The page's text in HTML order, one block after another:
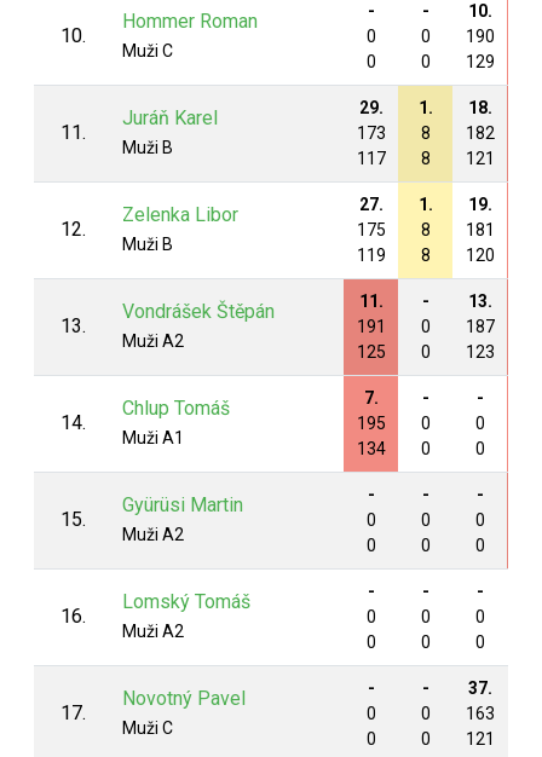
10.
Hommer Roman
Muži C
-
0
0
-
0
0
10.
190
129
11.
Juráň Karel
Muži B
29.
173
117
1.
8
8
18.
182
121
12.
Zelenka Libor
Muži B
27.
175
119
1.
8
8
19.
181
120
13.
Vondrášek Štěpán
Muži A2
11.
191
125
-
0
0
13.
187
123
14.
Chlup Tomáš
Muži A1
7.
195
134
-
0
0
-
0
0
15.
Gyürüsi Martin
Muži A2
-
0
0
-
0
0
-
0
0
16.
Lomský Tomáš
Muži A2
-
0
0
-
0
0
-
0
0
17.
Novotný Pavel
Muži C
-
0
0
-
0
0
37.
163
121